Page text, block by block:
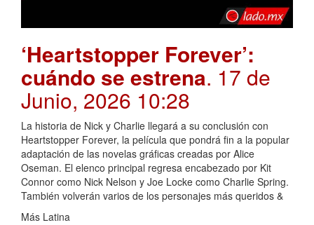
‘Heartstopper Forever’:
cuándo se estrena. 17 de
Junio, 2026 10:28
La historia de Nick y Charlie llegará a su conclusión con
Heartstopper Forever, la película que pondrá fin a la popular
adaptación de las novelas gráficas creadas por Alice
Oseman. El elenco principal regresa encabezado por Kit
Connor como Nick Nelson y Joe Locke como Charlie Spring.
También volverán varios de los personajes más queridos &
Más Latina